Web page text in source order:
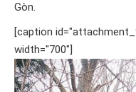
Gòn.
[caption
width="700"]